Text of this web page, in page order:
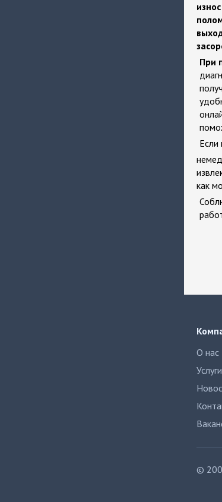
При
Если
как
О нас
Услуги
©